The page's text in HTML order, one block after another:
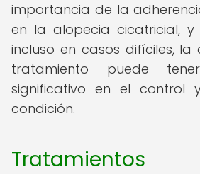
importancia de la
en la alopecia cicatricial, y
incluso en casos difíciles, la
tratamiento puede
significativo en el control
condición.
Tratamientos